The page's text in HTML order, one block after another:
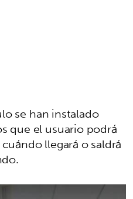
se han instalado
que el usuario podrá
llegará o saldrá